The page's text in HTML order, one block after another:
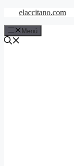
Saltar
contenido
elaccitano.com
Menú